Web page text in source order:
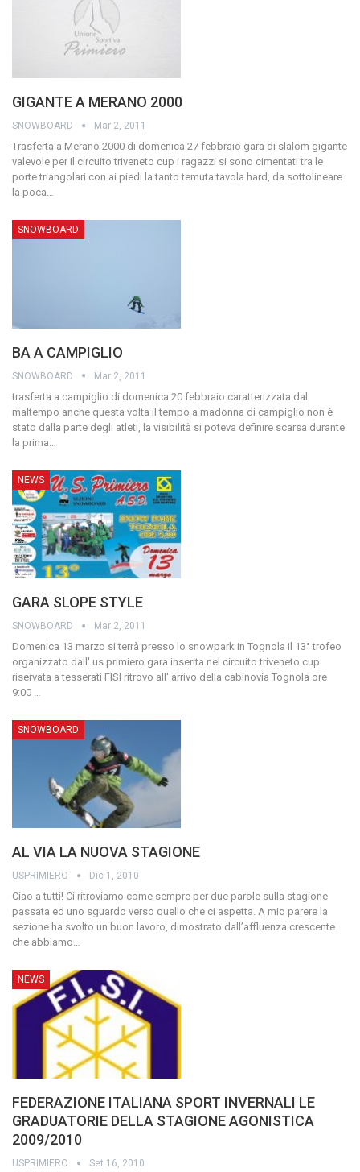
GIGANTE A MERANO 2000
SNOWBOARD Mar 2, 2011
Trasferta a Merano 2000 di domenica 27 febbraio gara di slalom gigante
valevole per il circuito triveneto cup i ragazzi si sono cimentati tra le
porte triangolari con ai piedi la tanto temuta tavola hard, da sottolineare
la poca…
SNOWBOARD
BA A CAMPIGLIO
SNOWBOARD Mar 2, 2011
trasferta a campiglio di domenica 20 febbraio caratterizzata dal
maltempo anche questa volta il tempo a madonna di campiglio non è
stato dalla parte degli atleti, la visibilità si poteva definire scarsa durante
la prima
NEWS
GARA SLOPE STYLE
SNOWBOARD Mar 2, 2011
Domenica 13 marzo si terrà presso lo snowpark in Tognola il 13° trofeo
organizzato dall' us primiero gara inserita nel circuito triveneto cup
riservata a tesserati FISI ritrovo all' arrivo della cabinovia Tognola ore
9:00 …
SNOWBOARD
AL VIA LA NUOVA STAGIONE
USPRIMIERO Dic 1, 2010
Ciao a tutti! Ci ritroviamo come sempre per due parole sulla stagione
passata ed uno sguardo verso quello che ci aspetta. A mio parere la
sezione ha svolto un buon lavoro, dimostrato dall’affluenza crescente
che abbiamo…
NEWS
FEDERAZIONE ITALIANA SPORT INVERNALI LE
GRADUATORIE DELLA STAGIONE AGONISTICA
2009/2010
USPRIMIERO Set 16, 2010